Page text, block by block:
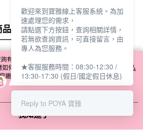
品 全站排行
有關本網站使用 cookie 方式之詳情，及若您不希
何變更電腦的 cookie 設定，請參閱本網站「
隱私
繼續使用本網站即表示您同意本公司得按本網站使
。
我知道了
歡迎來到寶雅線上客服系統。為加
速處理您的需求，
請點選下方按鈕，查詢相關詳情，
若無欲查詢資訊，可直接留言，由
專人為您服務。
★客服服務時間：08:30-12:30 /
13:30-17:30 (假日/國定假日休息)
Reply to POYA 寶雅